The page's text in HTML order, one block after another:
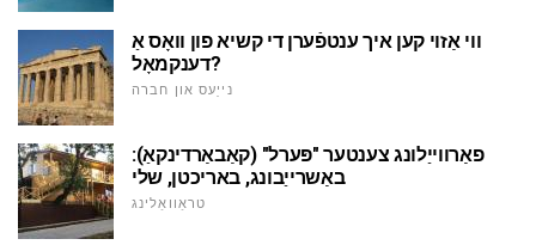
ווי אַזוי קען איך ענטפֿערן די קשיא פון וואָס אַ
דענקמאָל?
נייַעס און חברה
פאַרווייַלונג צענטער "פּערל" (קאַבאַרדינקאַ):
באַשרייַבונג, באריכטן, שלי
טראַוואַלינג